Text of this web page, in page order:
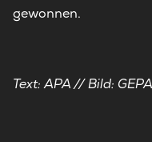
gewonnen.
Text: APA // Bild: GEPA